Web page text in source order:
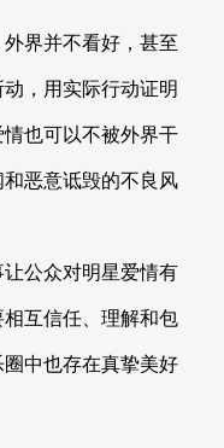
界并不看好，甚至
，用实际行动证明
也可以不被外界干
恶意诋毁的不良风
公众对明星爱情有
互信任、理解和包
中也存在真挚美好